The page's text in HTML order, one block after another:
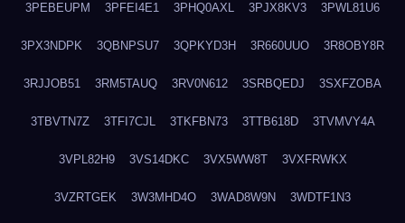
3PEBEUPM 3PFEI4E1 3PHQ0AXL 3PJX8KV3 3PWL81U6
3PX3NDPK 3QBNPSU7 3QPKYD3H 3R660UUO 3R8OBY8R
3RJJOB51 3RM5TAUQ 3RV0N612 3SRBQEDJ 3SXFZOBA
3TBVTN7Z 3TFI7CJL 3TKFBN73 3TTB618D 3TVMVY4A
3VPL82H9 3VS14DKC 3VX5WW8T 3VXFRWKX
3VZRTGEK 3W3MHD4O 3WAD8W9N 3WDTF1N3